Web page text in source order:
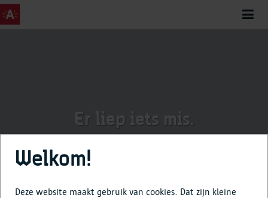
Er liep iets mis.
Welkom!
Deze website maakt gebruik van cookies. Dat zijn kleine